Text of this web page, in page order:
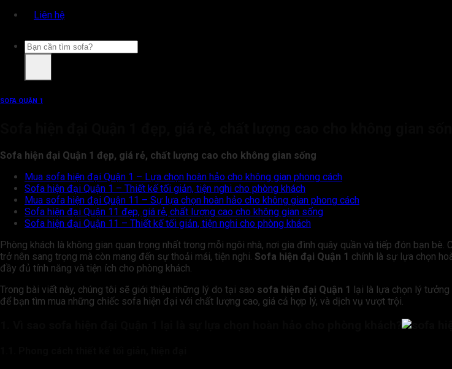
Liên hệ
Tìm
kiếm:
SOFA QUẬN 1
Sofa hiện đại Quận 1 đẹp, giá rẻ, chất lượng cao cho không gian sống
Mua sofa hiện đại Quận 1 – Lựa chọn hoàn hảo cho không gian phong cách
Sofa hiện đại Quận 1 – Thiết kế tối giản, tiện nghi cho phòng khách
Mua sofa hiện đại Quận 11 – Sự lựa chọn hoàn hảo cho không gian phong cách
Sofa hiện đại Quận 11 đẹp, giá rẻ, chất lượng cao cho không gian sống
Sofa hiện đại Quận 11 – Thiết kế tối giản, tiện nghi cho phòng khách
Phòng khách là không gian quan trọng nhất trong mỗi ngôi nhà, nơi gia đình quây quần và tiếp đón bạn
trở nên sang trọng mà còn mang đến sự thoải mái, tiện nghi. Sofa hiện đại Quận 1 chính là sự lựa chọn
đầy đủ tính năng và tiện ích cho phòng khách.
Trong bài viết này, chúng tôi sẽ giới thiệu những lý do tại sao sofa hiện đại Quận 1 lại là lựa chọn lý
để bạn tìm mua những chiếc sofa hiện đại với chất lượng cao, giá cả hợp lý, và dịch vụ vượt trội.